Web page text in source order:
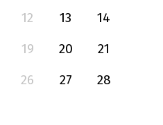
12 13
14
19 20
21
26 27
28